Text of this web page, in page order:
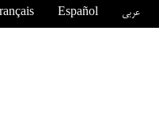
Español عربی